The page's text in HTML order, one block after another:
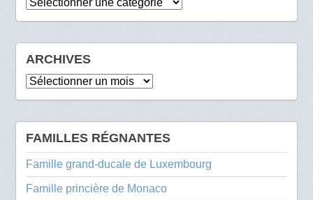
ARCHIVES
Archives
FAMILLES RÉGNANTES
Famille grand-ducale de Luxembourg
Famille princière de Monaco